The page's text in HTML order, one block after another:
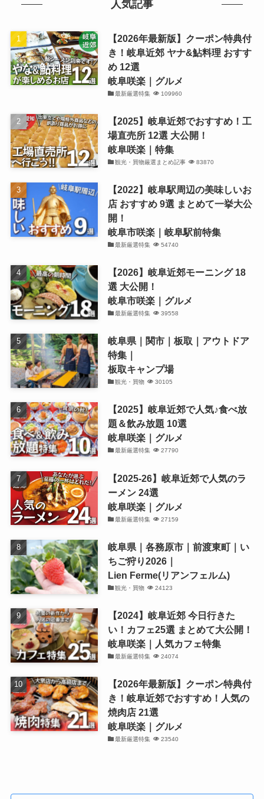
人気記事
【2026年最新版】クーポン特典付
き！岐阜近郊 ヤナ&鮎料理 おすす
め 12選
岐阜咲楽｜グルメ
最新厳選特集 109960
【2025】岐阜近郊でおすすめ！工
場直売所 12選 大公開！
岐阜咲楽｜特集
観光・買物厳選まとめ記事 83870
【2022】岐阜駅周辺の美味しいお
店 おすすめ 9選 まとめて一挙大公
開！
岐阜市咲楽｜岐阜駅前特集
最新厳選特集 54740
【2026】岐阜近郊モーニング 18
選 大公開！
岐阜市咲楽｜グルメ
最新厳選特集 39558
岐阜県｜関市｜板取｜アウトドア
特集｜
板取キャンプ場
観光・買物 30105
【2025】岐阜近郊で人気♪食べ放
題＆飲み放題 10選
岐阜咲楽｜グルメ
最新厳選特集 27790
【2025-26】岐阜近郊で人気のラ
ーメン 24選
岐阜咲楽｜グルメ
最新厳選特集 27159
岐阜県｜各務原市｜前渡東町｜い
ちご狩り2026｜
Lien Ferme(リアンフェルム)
観光・買物 24123
【2024】岐阜近郊 今日行きた
い！カフェ25選 まとめて大公開！
岐阜咲楽｜人気カフェ特集
最新厳選特集 24074
【2026年最新版】クーポン特典付
き！岐阜近郊でおすすめ！人気の
焼肉店 21選
岐阜咲楽｜グルメ
最新厳選特集 23540